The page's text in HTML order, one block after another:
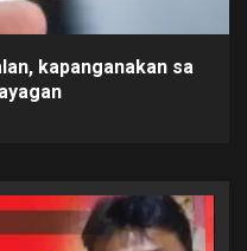
kapanganakan sa